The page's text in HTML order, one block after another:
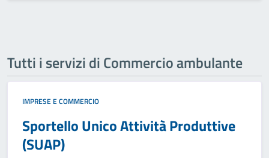
Tutti i servizi di Commercio ambulante
IMPRESE E COMMERCIO
Sportello Unico Attività Produttive
(SUAP)